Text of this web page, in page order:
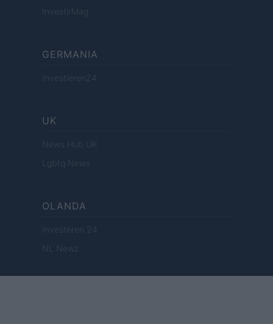
InvestirMag
GERMANIA
Investieren24
UK
News Hub UK
Lgbtq News
OLANDA
Investeren 24
NL Newz